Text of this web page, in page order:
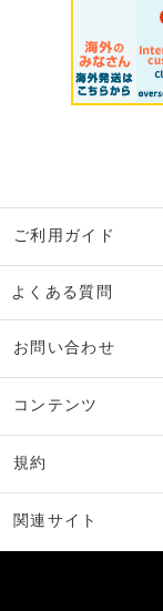
ご利用ガイド
よくある質問
お問い合わせ
コンテンツ
規約
関連サイト